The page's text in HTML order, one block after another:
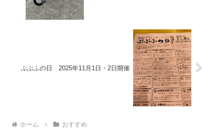
ぷぶふの日 2025年11月1日・2日開催
ホーム おすすめ